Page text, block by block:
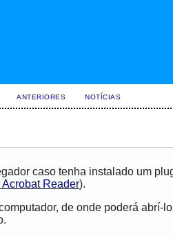
ANTERIORES NOTÍCIAS
caso tenha instalado um
Acrobat Reader).
de onde poderá abrí-